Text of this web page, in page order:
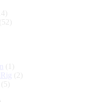
(52)
(1)
(2)
(5)